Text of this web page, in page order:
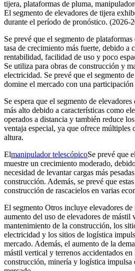
tijera, plataformas de pluma,
El segmento de elevadores de tijera
durante el período de pronóstico. (2026-
Se prevé que el segmento de
tasa de crecimiento más fuerte, debido a
rentabilidad, facilidad de uso y poco
Se utiliza para obras de construcción y
electricidad. Se prevé que el segmento
domine el mercado con una
Se espera que el segmento de
más alto debido a características como
operados a distancia y también reduce
ventaja especial, ya que ofrece múltiples
altura.
Elmanipulador telescópicoSe prevé que
muestre un crecimiento moderado,
necesidad de levantar cargas más
construcción. Además, se prevé que
construcción de rascacielos en varias
El segmento Otros incluye elevadores
aumento del uso de elevadores de mástil
mantenimiento de la construcción, los
electricidad y los sitios de logística
mercado. Además, el aumento de la
mástil vertical y terrenos accidentados en
construcción, minería y logística impulsa